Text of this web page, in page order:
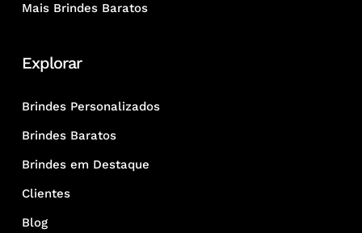
Mais Brindes Baratos
Explorar
Brindes Personalizados
Brindes Baratos
Brindes em Destaque
Clientes
Blog